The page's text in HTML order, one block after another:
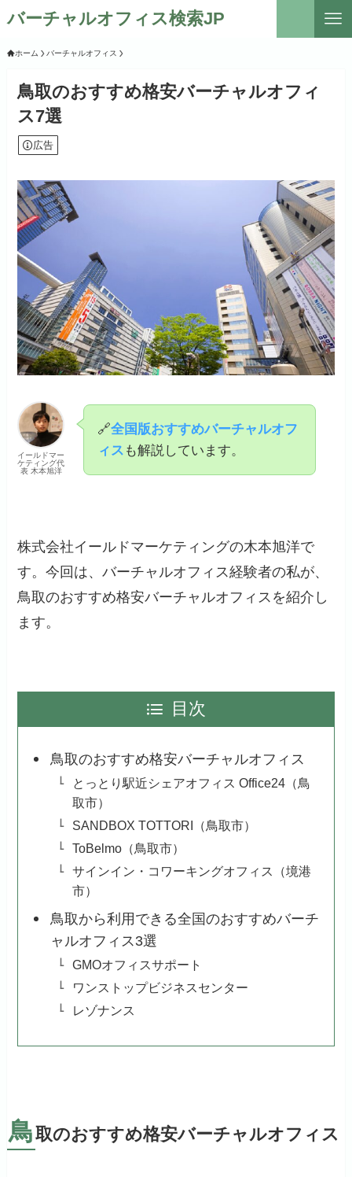
バーチャルオフィス検索JP
ホーム バーチャルオフィス
鳥取のおすすめ格安バーチャルオフィ
ス7選
広告
イールドマー
ケティング代
表 木本旭洋
🔗全国版おすすめバーチャルオフ
ィス も解説しています。
株式会社イールドマーケティングの木本旭洋で
す。今回は、バーチャルオフィス経験者の私が、
鳥取のおすすめ格安バーチャルオフィスを紹介し
ます。
目次
鳥取のおすすめ格安バーチャルオフィス
とっとり駅近シェアオフィス Office24（鳥
取市）
SANDBOX TOTTORI（鳥取市）
ToBelmo（鳥取市）
サインイン・コワーキングオフィス（境港
市）
鳥取から利用できる全国のおすすめバーチ
ャルオフィス3選
GMOオフィスサポート
ワンストップビジネスセンター
レゾナンス
鳥取のおすすめ格安バーチャルオフィス